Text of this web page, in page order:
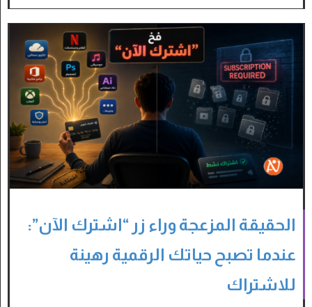
الحقيقة المزعجة وراء زر “اشترك الآن”:
عندما تصبح حياتك الرقمية رهينة
للاشتراك